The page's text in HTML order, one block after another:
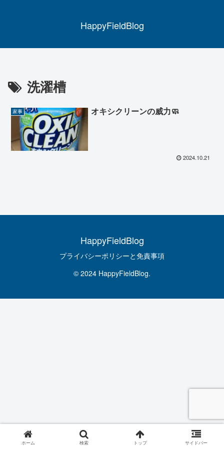
HappyFieldBlog
洗濯槽
家事 オキシクリーンの威力🧼
2024.10.21
HappyFieldBlog
プライバシーポリシーと免責事項
© 2024 HappyFieldBlog.
ホーム 検索 トップ サイドバー